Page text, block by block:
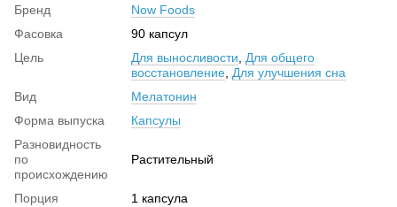
Бренд
Now Foods
Фасовка
90 капсул
Цель
Для выносливости, Для общего
восстановление, Для улучшения сна
Вид
Мелатонин
Форма выпуска
Капсулы
Разновидность
по
происхождению
Растительный
Порция
1 капсула